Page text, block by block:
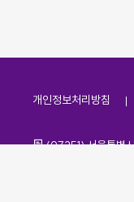
개인정보처리방침
주소
(07251) 서울특별